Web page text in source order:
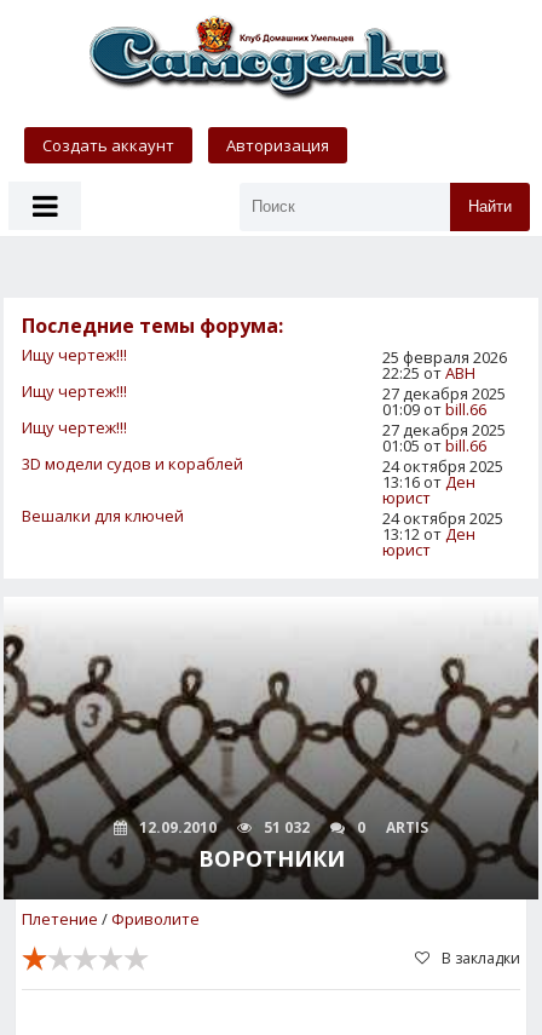
Создать аккаунт Авторизация
Найти
Последние темы форума:
Ищу чертеж!!! 25 февраля 2026
22:25 отАВН
Ищу чертеж!!!
27 декабря 2025
01:09 отbill.66
Ищу чертеж!!!
27 декабря 2025
01:05 отbill.66
3D модели судов и кораблей
24 октября 2025
13:16 отДен
юрист
Вешалки для ключей
24 октября 2025
13:12 отДен
юрист
12.09.2010 51 032 0 ARTIS
ВОРОТНИКИ
Плетение /Фриволите
В закладки